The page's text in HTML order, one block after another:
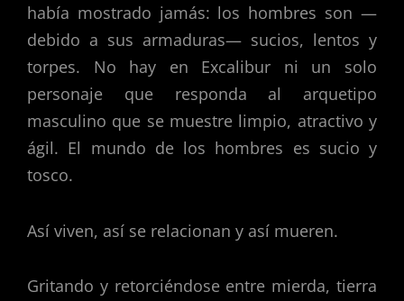
había mostrado jamás: los hombres son —
debido a sus armaduras— sucios, lentos y
torpes. No hay en Excalibur ni un solo
personaje que responda al arquetipo
masculino que se muestre limpio, atractivo y
ágil. El mundo de los hombres es sucio y
tosco.
Así viven, así se relacionan y así mueren.
Gritando y retorciéndose entre mierda, tierra